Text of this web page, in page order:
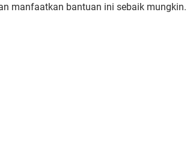
manfaatkan bantuan ini sebaik mungkin.